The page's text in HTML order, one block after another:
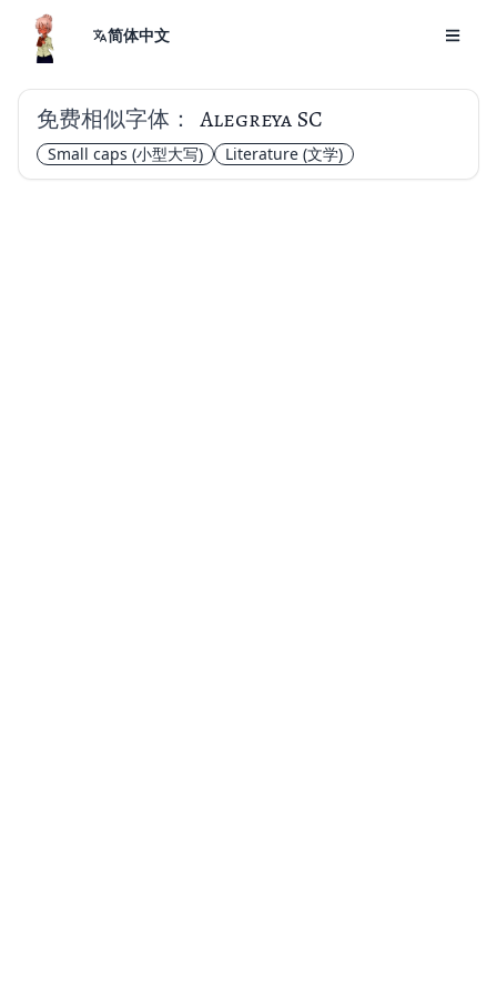
简体中文
免费相似字体： Alegreya SC
Small caps (小型大写) Literature (文学)